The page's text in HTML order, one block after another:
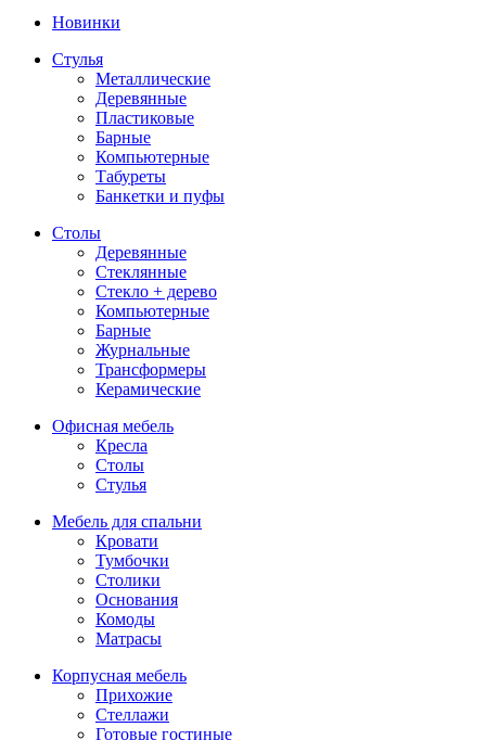
Новинки
Стулья
Металлические
Деревянные
Пластиковые
Барные
Компьютерные
Табуреты
Банкетки и пуфы
Столы
Деревянные
Стеклянные
Стекло + дерево
Компьютерные
Барные
Журнальные
Трансформеры
Керамические
Офисная мебель
Кресла
Столы
Стулья
Мебель для спальни
Кровати
Тумбочки
Столики
Основания
Комоды
Матрасы
Корпусная мебель
Прихожие
Стеллажи
Готовые гостиные